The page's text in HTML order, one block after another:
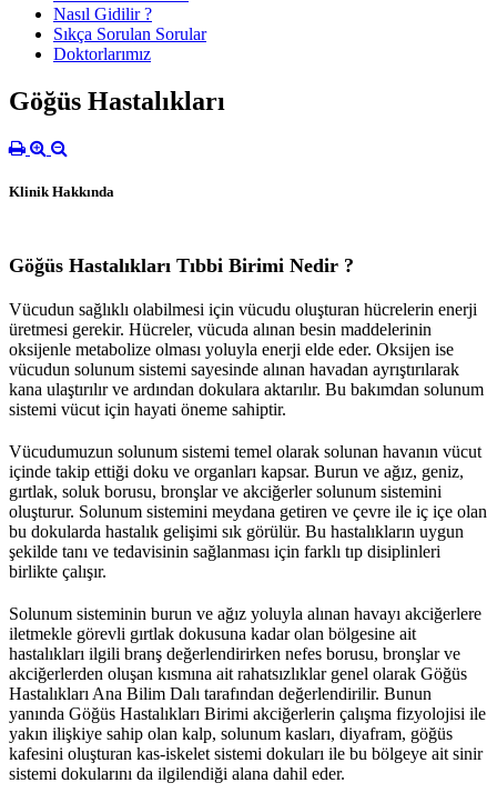
Nasıl Gidilir ?
Sıkça Sorulan Sorular
Doktorlarımız
Göğüs Hastalıkları
Klinik Hakkında
Göğüs Hastalıkları Tıbbi Birimi Nedir ?
Vücudun sağlıklı olabilmesi için vücudu oluşturan hücrelerin enerji
üretmesi gerekir. Hücreler, vücuda alınan besin maddelerinin
oksijenle metabolize olması yoluyla enerji elde eder. Oksijen ise
vücudun solunum sistemi sayesinde alınan havadan ayrıştırılarak
kana ulaştırılır ve ardından dokulara aktarılır. Bu bakımdan solunum
sistemi vücut için hayati öneme sahiptir.
Vücudumuzun solunum sistemi temel olarak solunan havanın vücut
içinde takip ettiği doku ve organları kapsar. Burun ve ağız, geniz,
gırtlak, soluk borusu, bronşlar ve akciğerler solunum sistemini
oluşturur. Solunum sistemini meydana getiren ve çevre ile iç içe olan
bu dokularda hastalık gelişimi sık görülür. Bu hastalıkların uygun
şekilde tanı ve tedavisinin sağlanması için farklı tıp disiplinleri
birlikte çalışır.
Solunum sisteminin burun ve ağız yoluyla alınan havayı akciğerlere
iletmekle görevli gırtlak dokusuna kadar olan bölgesine ait
hastalıkları ilgili branş değerlendirirken nefes borusu, bronşlar ve
akciğerlerden oluşan kısmına ait rahatsızlıklar genel olarak Göğüs
Hastalıkları Ana Bilim Dalı tarafından değerlendirilir. Bunun
yanında Göğüs Hastalıkları Birimi akciğerlerin çalışma fizyolojisi ile
yakın ilişkiye sahip olan kalp, solunum kasları, diyafram, göğüs
kafesini oluşturan kas-iskelet sistemi dokuları ile bu bölgeye ait sinir
sistemi dokularını da ilgilendiği alana dahil eder.